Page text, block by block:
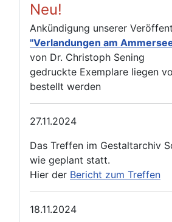
Neu!
Ankündigung unserer
"Verlandungen am
von Dr. Christoph Sening
gedruckte Exemplare liegen
bestellt werden
27.11.2024
Das Treffen im Gestaltarchiv
wie geplant statt.
Hier der Bericht zum Treffen
18.11.2024